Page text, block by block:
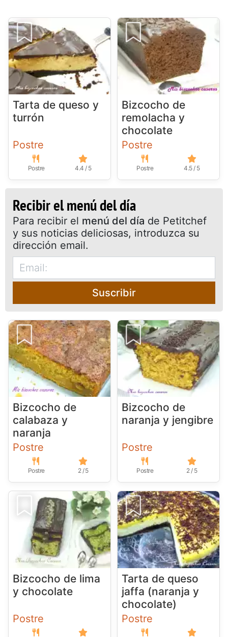
Tarta de queso y
turrón
Postre
Postre 4.4 / 5
Bizcocho de
remolacha y
chocolate
Postre
Postre 4.5 / 5
Recibir el menú del día
Para recibir el menú del día de Petitchef
y sus noticias deliciosas, introduzca su
dirección email.
Suscribir
Bizcocho de
calabaza y
naranja
Postre
Postre 2 / 5
Bizcocho de
naranja y jengibre
Postre
Postre 2 / 5
Bizcocho de lima
y chocolate
Postre
Tarta de queso
jaffa (naranja y
chocolate)
Postre